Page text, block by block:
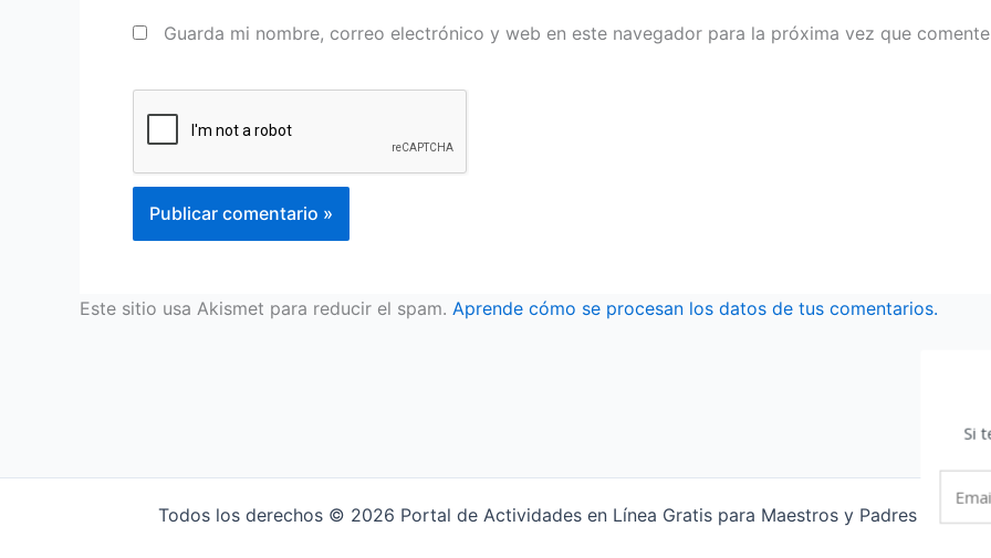
Guarda mi nombre, correo electrónico y web en este navegador para la próxima vez que
Este sitio usa Akismet para reducir el spam. Aprende cómo se procesan los datos de tus comentarios.
Todos los derechos © 2026 Portal de Actividades en Línea Gratis para Maestros y Padres |
Si